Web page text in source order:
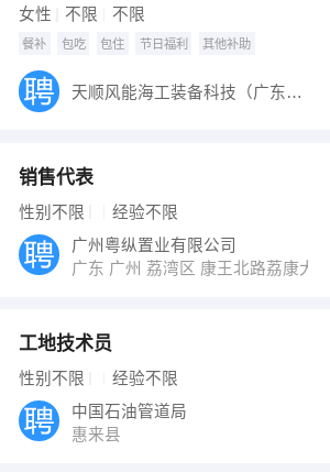
女性 不限 不限
餐补 包吃 包住 节日福利 其他补助
天顺风能海工装备科技（广东）有限公司
销售代表
性别不限 经验不限
广州粤纵置业有限公司
广东 广州 荔湾区 康王北路荔康大厦
工地技术员
性别不限 经验不限
中国石油管道局
惠来县